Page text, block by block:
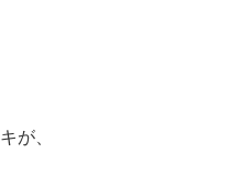
が、